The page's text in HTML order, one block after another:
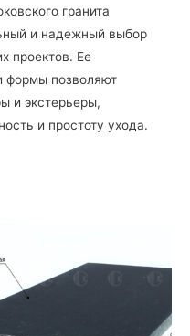
гранита
и надежный выбор
проектов. Ее
формы позволяют
и экстерьеры,
и простоту ухода.